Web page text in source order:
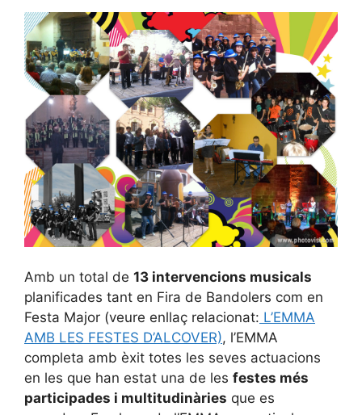
Amb un total de 13 intervencions musicals
planificades tant en Fira de Bandolers com en
Festa Major (veure enllaç relacionat: L’EMMA
AMB LES FESTES D’ALCOVER), l’EMMA
completa amb èxit totes les seves actuacions
en les que han estat una de les festes més
participades i multitudinàries que es